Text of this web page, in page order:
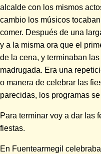
alcalde con los mismos
cambio los músicos
comer. Después de una
y a la misma ora que el
de la cena, y terminaban
madrugada. Era una
o manera de celebrar las
parecidas, los programas
Para terminar voy a dar las
fiestas.
En Fuentearmegil